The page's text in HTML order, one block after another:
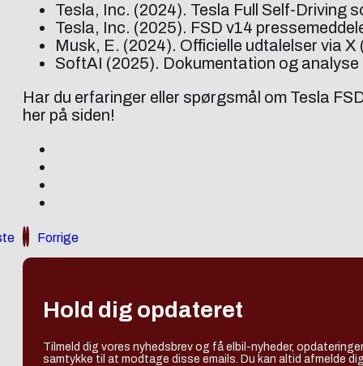
Tesla, Inc. (2024). Tesla Full Self-Driving
Tesla, Inc. (2025). FSD v14
Musk, E. (2024). Officielle udtalelser via
SoftAI (2025). Dokumentation og
Har du erfaringer eller spørgsmål om Tesla
her på siden!
Forrige
Hold dig opdateret
Tilmeld dig vores nyhedsbrev og få elbil-nyheder,
samtykke til at modtage disse emails. Du kan altid afmelde